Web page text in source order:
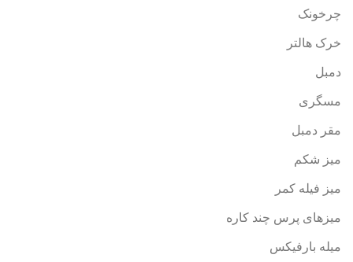
چرخونک
خرک هالتر
دمبل
مسگری
مقر دمبل
میز شکم
میز فیله کمر
میزهای پرس چند کاره
میله بارفیکس